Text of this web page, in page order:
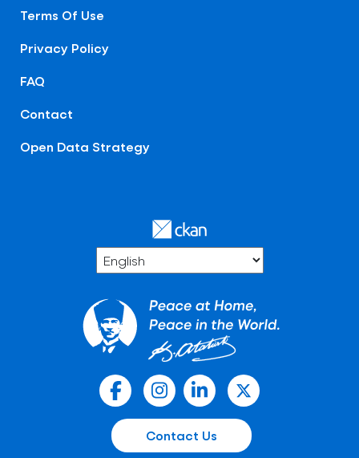
Terms Of Use
Privacy Policy
FAQ
Contact
Open Data Strategy
Contact Us